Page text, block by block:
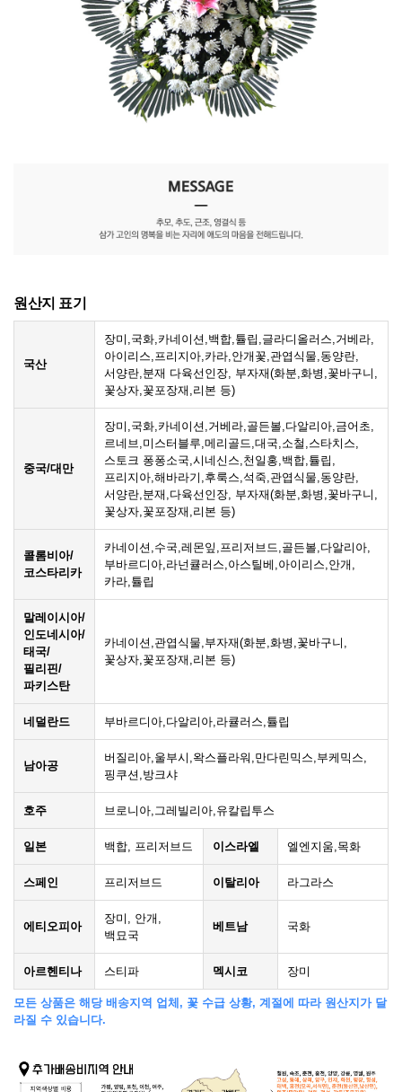
원산지 표기
국산
장미,국화,카네이션,백합,튤립,글라디올러스,거베라,
아이리스,프리지아,카라,안개꽃,관엽식물,동양란,
서양란,분재 다육선인장, 부자재(화분,화병,꽃바구니,
꽃상자,꽃포장재,리본 등)
중국/대만
장미,국화,카네이션,거베라,골든볼,다알리아,금어초,
르네브,미스터블루,메리골드,대국,소철,스타치스,
스토크 퐁퐁소국,시네신스,천일홍,백합,튤립,
프리지아,해바라기,후룩스,석죽,관엽식물,동양란,
서양란,분재,다육선인장, 부자재(화분,화병,꽃바구니,
꽃상자,꽃포장재,리본 등)
콜롬비아/
코스타리카
카네이션,수국,레몬잎,프리저브드,골든볼,다알리아,
부바르디아,라넌큘러스,아스틸베,아이리스,안개,
카라,튤립
말레이시아/
인도네시아/
태국/
필리핀/
파키스탄
카네이션,관엽식물,부자재(화분,화병,꽃바구니,
꽃상자,꽃포장재,리본 등)
네덜란드 부바르디아,다알리아,라큘러스,튤립
남아공
버질리아,울부시,왁스플라워,만다린믹스,부케믹스,
핑쿠션,방크샤
호주 브로니아,그레빌리아,유칼립투스
일본 백합, 프리저브드 이스라엘 엘엔지움,목화
스페인 프리저브드 이탈리아 라그라스
에티오피아
장미, 안개,
백묘국
베트남 국화
아르헨티나 스티파 멕시코 장미
모든 상품은 해당 배송지역 업체, 꽃 수급 상황, 계절에 따라 원산지가 달
라질 수 있습니다.